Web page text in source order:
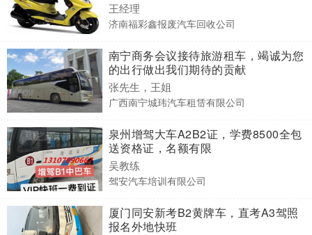
王经理
济南福彩鑫报废汽车回收公司
南宁商务会议接待旅游租车，竭诚为您
的出行做出我们期待的贡献
张先生，王姐
广西南宁城玮汽车租赁有限公司
泉州增驾大车A2B2证，学费8500全包
送资格证，名额有限
吴教练
驾安汽车培训有限公司
厦门同安新考B2黄牌车，直考A3驾照
报名外地快班